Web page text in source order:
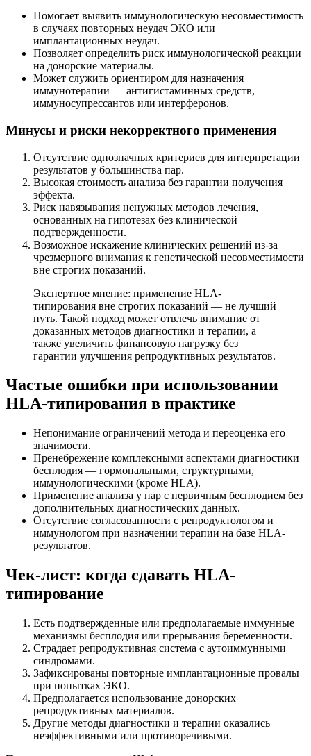
Помогает выявить иммунологическую несовместимость
в случаях повторных неудач ЭКО или
имплантационных неудач.
Позволяет определить риск иммунологической реакции
на донорские материалы.
Может служить ориентиром для назначения
иммунотерапии — антигистаминных средств,
иммуносупрессантов или интерферонов.
Минусы и риски некорректного применения
Отсутствие однозначных критериев для интерпретации
результатов у большинства пар.
Высокая стоимость анализа без гарантии получения
эффекта.
Риск навязывания ненужных методов лечения,
основанных на гипотезах без клинической
подтвержденности.
Возможное искажение клинических решений из-за
чрезмерного внимания к генетической несовместимости
вне строгих показаний.
Экспертное мнение: применение HLA-
типирования вне строгих показаний — не лучший
путь. Такой подход может отвлечь внимание от
доказанных методов диагностики и терапии, а
также увеличить финансовую нагрузку без
гарантии улучшения репродуктивных результатов.
Частые ошибки при использовании
HLA-типирования в практике
Непонимание ограничений метода и переоценка его
значимости.
Пренебрежение комплексными аспектами диагностики
бесплодия — гормональными, структурными,
иммунологическими (кроме HLA).
Применение анализа у пар с первичным бесплодием без
дополнительных диагностических данных.
Отсутствие согласованности с репродуктологом и
иммунологом при назначении терапии на базе HLA-
результатов.
Чек-лист: когда сдавать HLA-
типирование
Есть подтвержденные или предполагаемые иммунные
механизмы бесплодия или прерывания беременности.
Страдает репродуктивная система с аутоиммунными
синдромами.
Зафиксированы повторные имплантационные провалы
при попытках ЭКО.
Предполагается использование донорских
репродуктивных материалов.
Другие методы диагностики и терапии оказались
неэффективными или противоречивыми.